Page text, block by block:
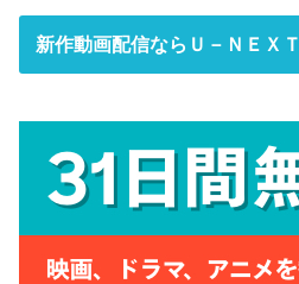
新作動画配信ならＵ－ＮＥＸＴ